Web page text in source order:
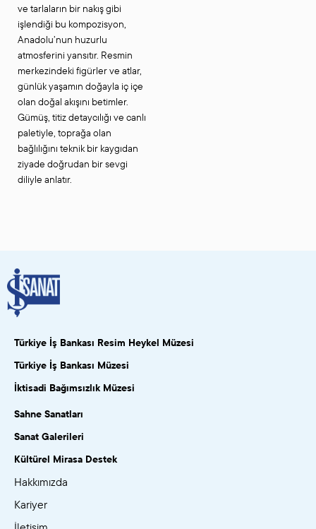
ve tarlaların bir nakış gibi
işlendiği bu kompozisyon,
Anadolu’nun huzurlu
atmosferini yansıtır. Resmin
merkezindeki figürler ve atlar,
günlük yaşamın doğayla iç içe
olan doğal akışını betimler.
Gümüş, titiz detaycılığı ve canlı
paletiyle, toprağa olan
bağlılığını teknik bir kaygıdan
ziyade doğrudan bir sevgi
diliyle anlatır.
Türkiye İş Bankası Resim Heykel Müzesi
Türkiye İş Bankası Müzesi
İktisadi Bağımsızlık Müzesi
Sahne Sanatları
Sanat Galerileri
Kültürel Mirasa Destek
Hakkımızda
Kariyer